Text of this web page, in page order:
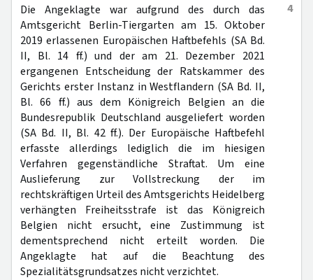
4
Die Angeklagte war aufgrund des durch das
Amtsgericht Berlin-Tiergarten am 15. Oktober
2019 erlassenen Europäischen Haftbefehls (SA Bd.
II, Bl. 14 ff.) und der am 21. Dezember 2021
ergangenen Entscheidung der Ratskammer des
Gerichts erster Instanz in Westflandern (SA Bd. II,
Bl. 66 ff.) aus dem Königreich Belgien an die
Bundesrepublik Deutschland ausgeliefert worden
(SA Bd. II, Bl. 42 ff.). Der Europäische Haftbefehl
erfasste allerdings lediglich die im hiesigen
Verfahren gegenständliche Straftat. Um eine
Auslieferung zur Vollstreckung der im
rechtskräftigen Urteil des Amtsgerichts Heidelberg
verhängten Freiheitsstrafe ist das Königreich
Belgien nicht ersucht, eine Zustimmung ist
dementsprechend nicht erteilt worden. Die
Angeklagte hat auf die Beachtung des
Spezialitätsgrundsatzes nicht verzichtet.